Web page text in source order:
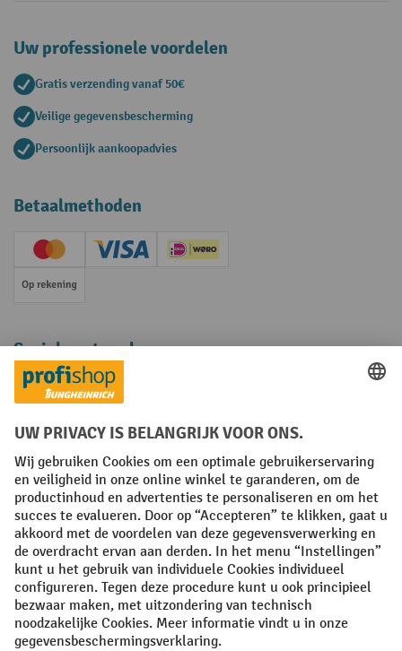
Uw professionele voordelen
Gratis verzending vanaf 50€
Veilige gegevensbescherming
Persoonlijk aankoopadvies
Betaalmethoden
Creditcard (Master)Creditcard (Visa)iDEAL | Wero
Op rekening
Sociale netwerken
Facebook
YouTube
LinkedInInstagram
Algemene leveringsvoorwaarden Copyright
Privacyverklaring Privacy Instellingen
All prices excl. VAT plusshipping costs and possible delivery charges,
if not stated otherwise.
¹ De korting is geldig zolang de voorraad strekt. De korting is niet van
toepassing op speciale prijzen. Een combinatie met andere
procentuele kortingen of vouchers is niet mogelijk. | ² De korting